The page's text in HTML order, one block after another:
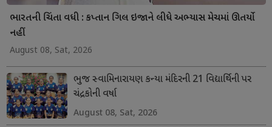
ભારતની ચિંતા વધી : કપ્તાન ગિલ ઇજાને લીધે અભ્યાસ મેચમાં ઊતર્યો
નહીં
August 08, Sat, 2026
ભુજ સ્વામિનારાયણ કન્યા મંદિરની 21 વિદ્યાર્થિની પર
ચંદ્રકોની વર્ષા
August 08, Sat, 2026